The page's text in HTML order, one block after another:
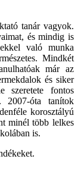
tanár vagyok.
és mindig is
való munka
Mindkét
már az
és siker
szeretete fontos
2007-óta tanítok
korosztályú
minél több lelkes
is.